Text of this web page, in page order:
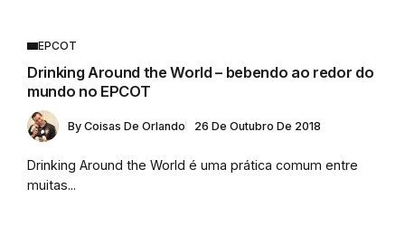
EPCOT
Drinking Around the World – bebendo ao redor do
mundo no EPCOT
By Coisas De Orlando 26 De Outubro De 2018
Drinking Around the World é uma prática comum entre
muitas...